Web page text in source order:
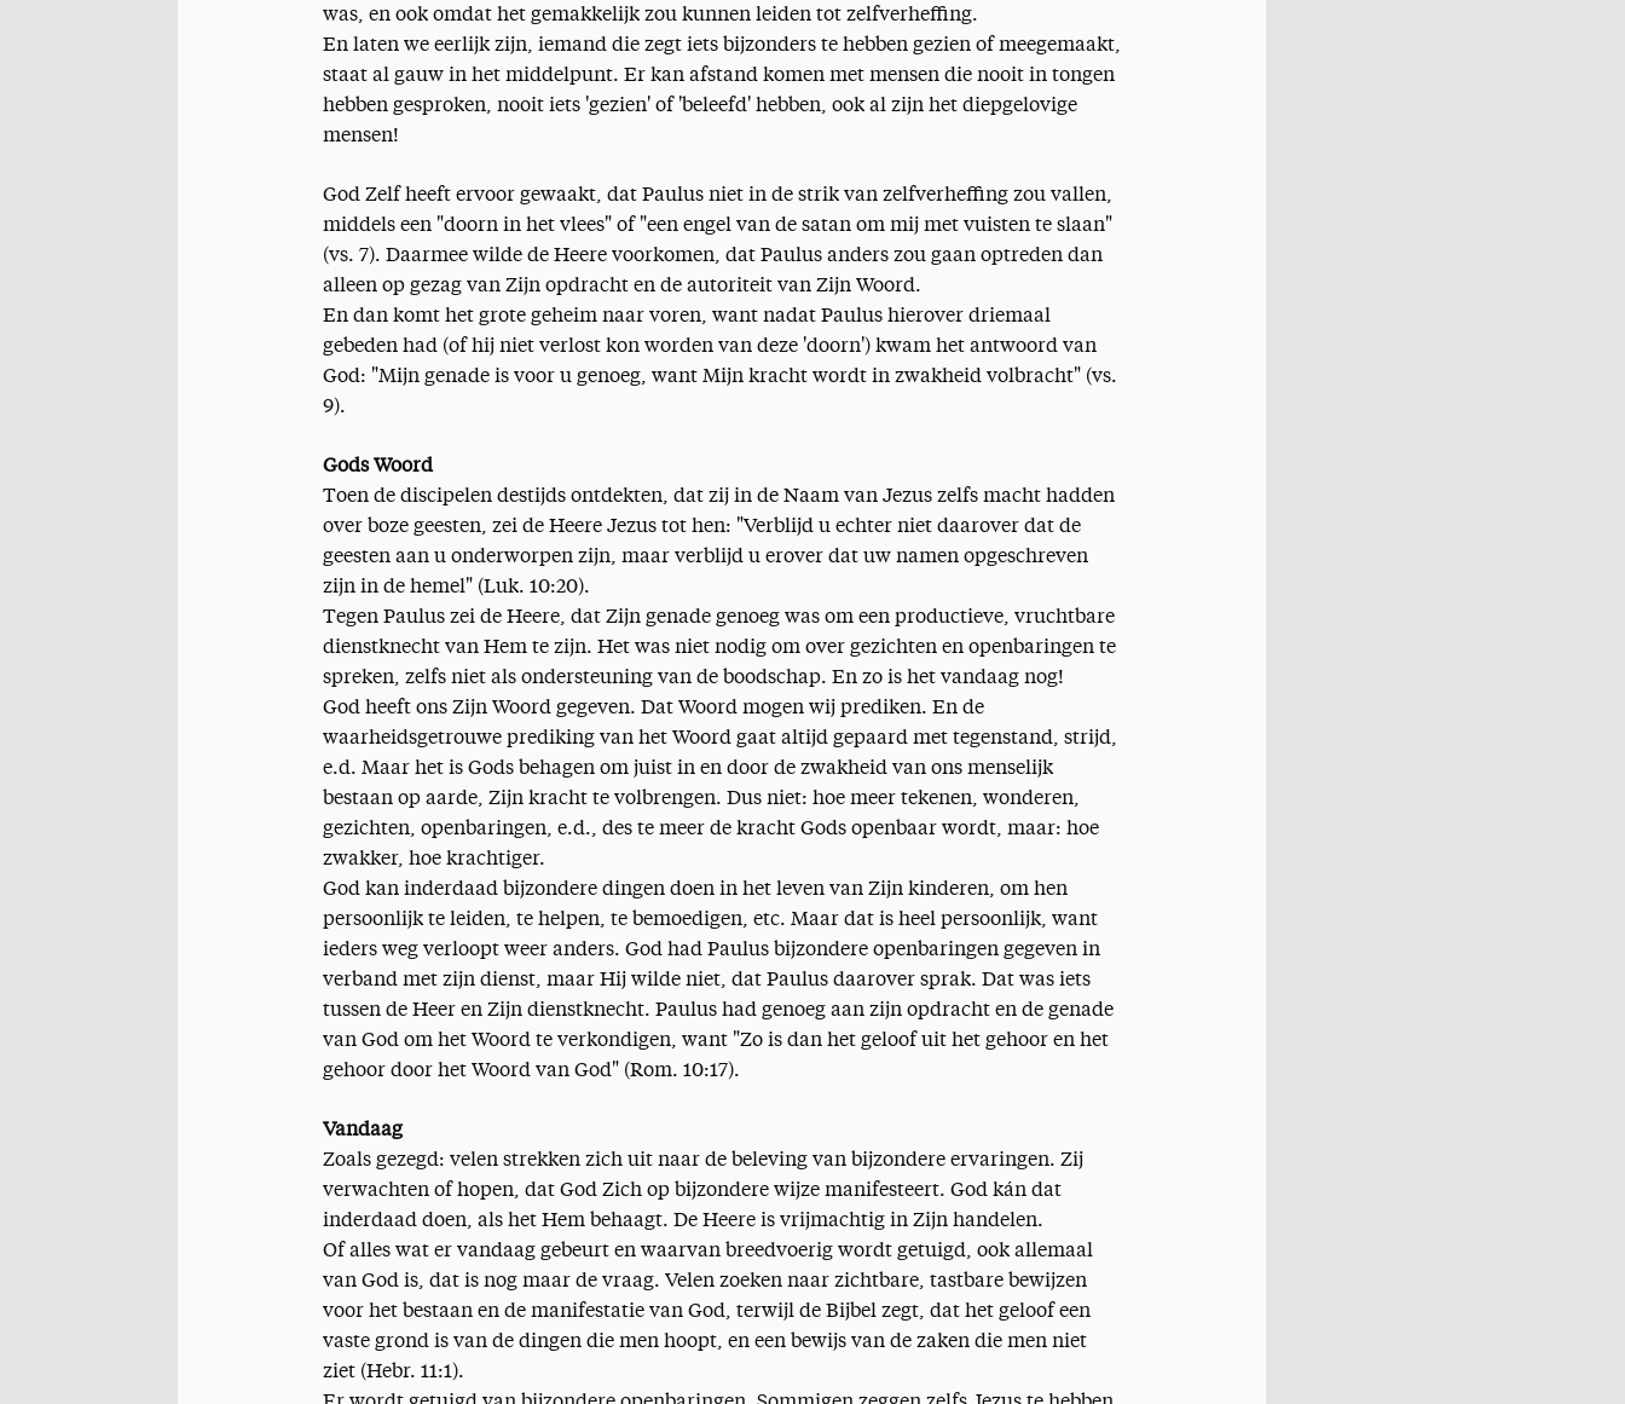
was, en ook omdat het gemakkelijk zou kunnen leiden tot zelfverheffing.
En laten we eerlijk zijn, iemand die zegt iets bijzonders te hebben gezien of meegemaakt,
staat al gauw in het middelpunt. Er kan afstand komen met mensen die nooit in tongen
hebben gesproken, nooit iets 'gezien' of 'beleefd' hebben, ook al zijn het diepgelovige
mensen!
God Zelf heeft ervoor gewaakt, dat Paulus niet in de strik van zelfverheffing zou vallen,
middels een "doorn in het vlees" of "een engel van de satan om mij met vuisten te slaan"
(vs. 7). Daarmee wilde de Heere voorkomen, dat Paulus anders zou gaan optreden dan
alleen op gezag van Zijn opdracht en de autoriteit van Zijn Woord.
En dan komt het grote geheim naar voren, want nadat Paulus hierover driemaal
gebeden had (of hij niet verlost kon worden van deze 'doorn') kwam het antwoord van
God: "Mijn genade is voor u genoeg, want Mijn kracht wordt in zwakheid volbracht" (vs.
9).
Gods Woord
Toen de discipelen destijds ontdekten, dat zij in de Naam van Jezus zelfs macht hadden
over boze geesten, zei de Heere Jezus tot hen: "Verblijd u echter niet daarover dat de
geesten aan u onderworpen zijn, maar verblijd u erover dat uw namen opgeschreven
zijn in de hemel" (Luk. 10:20).
Tegen Paulus zei de Heere, dat Zijn genade genoeg was om een productieve, vruchtbare
dienstknecht van Hem te zijn. Het was niet nodig om over gezichten en openbaringen te
spreken, zelfs niet als ondersteuning van de boodschap. En zo is het vandaag nog!
God heeft ons Zijn Woord gegeven. Dat Woord mogen wij prediken. En de
waarheidsgetrouwe prediking van het Woord gaat altijd gepaard met tegenstand, strijd,
e.d. Maar het is Gods behagen om juist in en door de zwakheid van ons menselijk
bestaan op aarde, Zijn kracht te volbrengen. Dus niet: hoe meer tekenen, wonderen,
gezichten, openbaringen, e.d., des te meer de kracht Gods openbaar wordt, maar: hoe
zwakker, hoe krachtiger.
God kan inderdaad bijzondere dingen doen in het leven van Zijn kinderen, om hen
persoonlijk te leiden, te helpen, te bemoedigen, etc. Maar dat is heel persoonlijk, want
ieders weg verloopt weer anders. God had Paulus bijzondere openbaringen gegeven in
verband met zijn dienst, maar Hij wilde niet, dat Paulus daarover sprak. Dat was iets
tussen de Heer en Zijn dienstknecht. Paulus had genoeg aan zijn opdracht en de genade
van God om het Woord te verkondigen, want "Zo is dan het geloof uit het gehoor en het
gehoor door het Woord van God" (Rom. 10:17).
Vandaag
Zoals gezegd: velen strekken zich uit naar de beleving van bijzondere ervaringen. Zij
verwachten of hopen, dat God Zich op bijzondere wijze manifesteert. God kán dat
inderdaad doen, als het Hem behaagt. De Heere is vrijmachtig in Zijn handelen.
Of alles wat er vandaag gebeurt en waarvan breedvoerig wordt getuigd, ook allemaal
van God is, dat is nog maar de vraag. Velen zoeken naar zichtbare, tastbare bewijzen
voor het bestaan en de manifestatie van God, terwijl de Bijbel zegt, dat het geloof een
vaste grond is van de dingen die men hoopt, en een bewijs van de zaken die men niet
ziet (Hebr. 11:1).